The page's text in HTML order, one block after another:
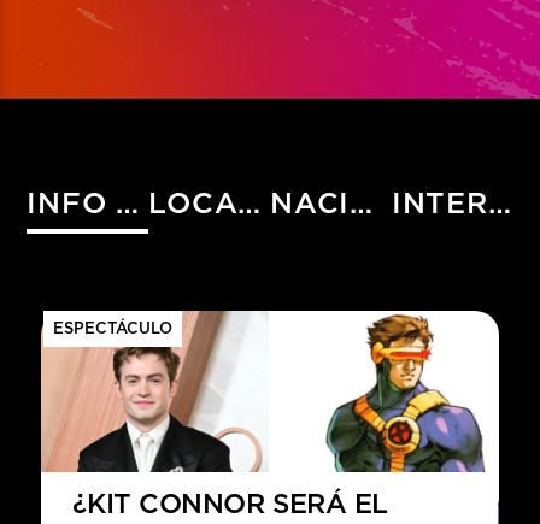
INFO HIST LOCALES NACIONALES INTERNACIONALES
ESPECTÁCULO
¿KIT CONNOR SERÁ EL